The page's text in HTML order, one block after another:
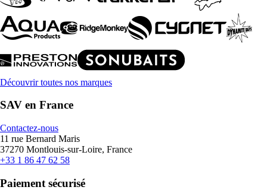
Découvrir toutes nos marques
SAV en France
Contactez-nous
11 rue Bernard Maris
37270 Montlouis-sur-Loire, France
+33 1 86 47 62 58
Paiement sécurisé